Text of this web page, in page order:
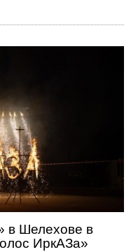
в Шелехове в
ИркАЗа»